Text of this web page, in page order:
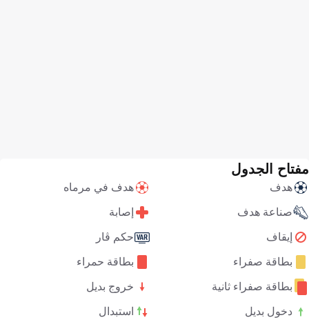
مفتاح الجدول
هدف هدف في مرماه
صناعة هدف إصابة
إيقاف حكم ڤار
بطاقة صفراء بطاقة حمراء
بطاقة صفراء ثانية خروج بديل
دخول بديل استبدال